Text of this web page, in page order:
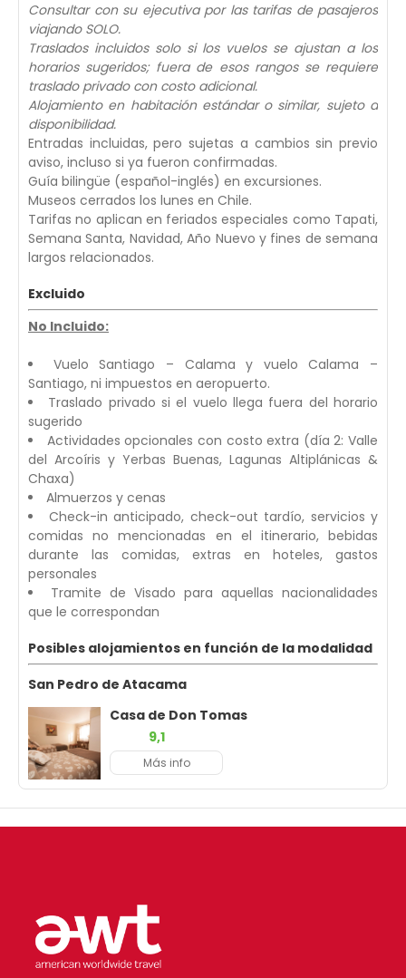
Consultar con su ejecutiva por las tarifas de pasajeros
viajando SOLO.
Traslados incluidos solo si los vuelos se ajustan a los
horarios sugeridos; fuera de esos rangos se requiere
traslado privado con costo adicional.
Alojamiento en habitación estándar o similar, sujeto a
disponibilidad.
Entradas incluidas, pero sujetas a cambios sin previo
aviso, incluso si ya fueron confirmadas.
Guía bilingüe (español-inglés) en excursiones.
Museos cerrados los lunes en Chile.
Tarifas no aplican en feriados especiales como Tapati,
Semana Santa, Navidad, Año Nuevo y fines de semana
largos relacionados.
Excluido
No Incluido:
Vuelo Santiago – Calama y vuelo Calama –
Santiago, ni impuestos en aeropuerto.
Traslado privado si el vuelo llega fuera del horario
sugerido
Actividades opcionales con costo extra (día 2: Valle
del Arcoíris y Yerbas Buenas, Lagunas Altiplánicas &
Chaxa)
Almuerzos y cenas
Check-in anticipado, check-out tardío, servicios y
comidas no mencionadas en el itinerario, bebidas
durante las comidas, extras en hoteles, gastos
personales
Tramite de Visado para aquellas nacionalidades
que le correspondan
Posibles alojamientos en función de la modalidad
San Pedro de Atacama
Casa de Don Tomas
9,1
Más info